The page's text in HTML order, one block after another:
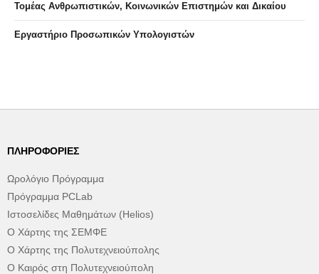
Τομέας Ανθρωπιστικών, Κοινωνικών Επιστημών και Δικαίου
Eργαστήριo Προσωπικών Υπολογιστών
ΠΛΗΡΟΦΟΡΊΕΣ
Ωρολόγιο Πρόγραμμα
Πρόγραμμα PCLab
Ιστοσελίδες Μαθημάτων (Helios)
Ο Χάρτης της ΣΕΜΦΕ
Ο Χάρτης της Πολυτεχνειούπολης
Ο Καιρός στη Πολυτεχνειούπολη